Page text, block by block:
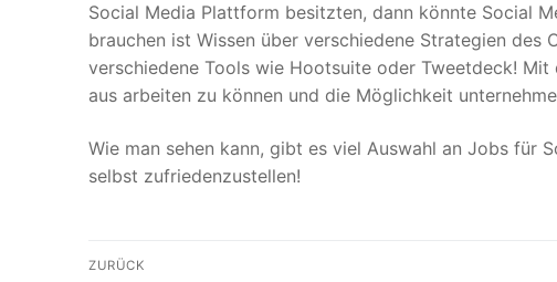
Social Media Plattform besitzten, dann könnte Social
brauchen ist Wissen über verschiedene Strategien
verschiedene Tools wie Hootsuite oder Tweetdeck!
aus arbeiten zu können und die Möglichkeit
Wie man sehen kann, gibt es viel Auswahl an Jobs für
selbst zufriedenzustellen!
Beitragsnavigation
ZURÜCK